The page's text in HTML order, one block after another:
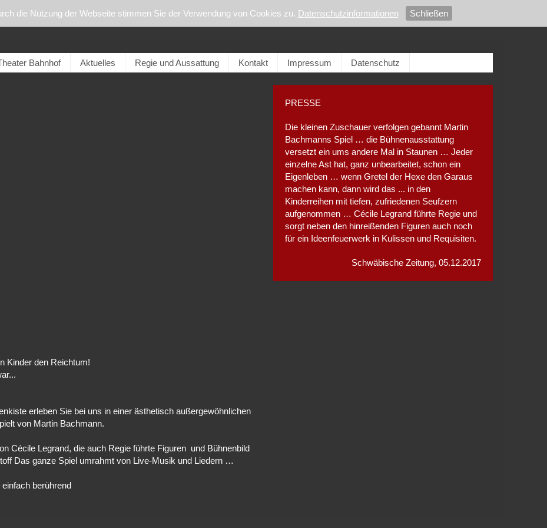
die Nutzung der Webseite stimmen Sie der Verwendung von Cookies zu. Datenschutzinformationen Schließen
Bahnhof Aktuelles Regie und Aussattung Kontakt Impressum Datenschutz
PRESSE
Die kleinen Zuschauer verfolgen gebannt Martin
Bachmanns Spiel … die Bühnenausstattung
versetzt ein ums andere Mal in Staunen … Jeder
einzelne Ast hat, ganz unbearbeitet, schon ein
Eigenleben … wenn Gretel der Hexe den Garaus
machen kann, dann wird das ... in den
Kinderreihen mit tiefen, zufriedenen Seufzern
aufgenommen … Cécile Legrand führte Regie und
sorgt neben den hinreißenden Figuren auch noch
für ein Ideenfeuerwerk in Kulissen und Requisiten.
Schwäbische Zeitung, 05.12.2017
Kinder den Reichtum!
erleben Sie bei uns in einer ästhetisch außergewöhnlichen
von Martin Bachmann.
Cécile Legrand, die auch Regie führte Figuren und Bühnenbild
Das ganze Spiel umrahmt von Live-Musik und Liedern …
berührend